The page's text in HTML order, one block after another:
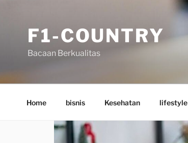
F1-COUNTRY
Bacaan Berkualitas
Home bisnis Kesehatan lifestyle